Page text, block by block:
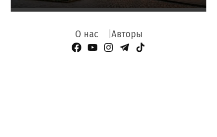
О нас Авторы
Facebook Page
YouTube
Instagram
Telegram
TikTok